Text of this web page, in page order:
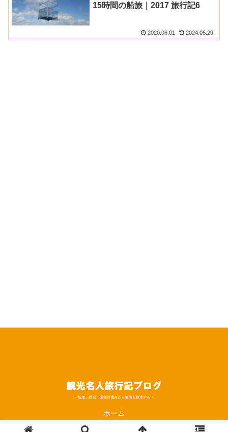
15時間の船旅｜2017 旅行記6
2020.06.01 2024.05.29
ホーム